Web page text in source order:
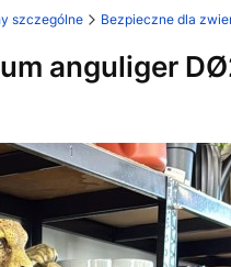
szczególne Bezpieczne dla
anguliger